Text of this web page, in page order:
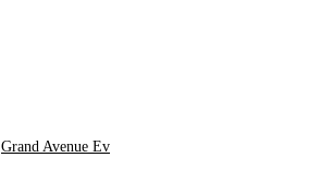
Grand Avenue Ev